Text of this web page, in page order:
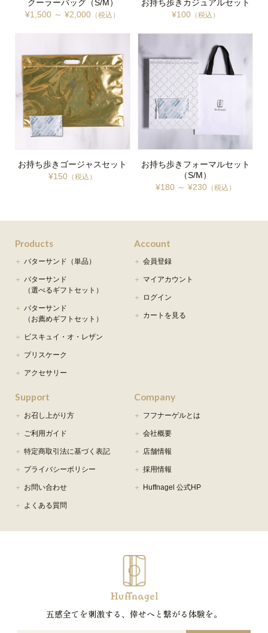
クーラーバッグ（S/M）
¥1,500 ～ ¥2,000 （税込）
お持ち歩きカジュアルセット
¥100（税込）
お持ち歩きゴージャスセット
¥150 （税込）
お持ち歩きフォーマルセット
（S/M）
¥180 ～ ¥230（税込）
Products
バターサンド（単品）
バターサンド
（選べるギフトセット）
バターサンド
（お薦めギフトセット）
ビスキュイ・オ・レザン
ブリスケーク
アクセサリー
Account
会員登録
マイアカウント
ログイン
カートを見る
Support
お召し上がり方
ご利用ガイド
特定商取引法に基づく表記
プライバシーポリシー
お問い合わせ
よくある質問
Company
フフナーゲルとは
会社概要
店舗情報
採用情報
Huffnagel 公式HP
五感全てを刺激する、倖せへと繋がる体験を。